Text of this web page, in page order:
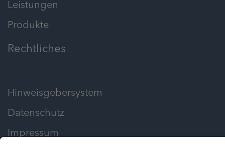
Leistungen
Produkte
Rechtliches
Hinweisgebersystem
Datenschutz
Impressum